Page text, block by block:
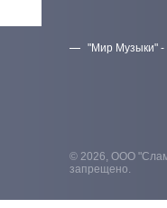
"Мир Музыки" -
© 2026, ООО
запрещено.